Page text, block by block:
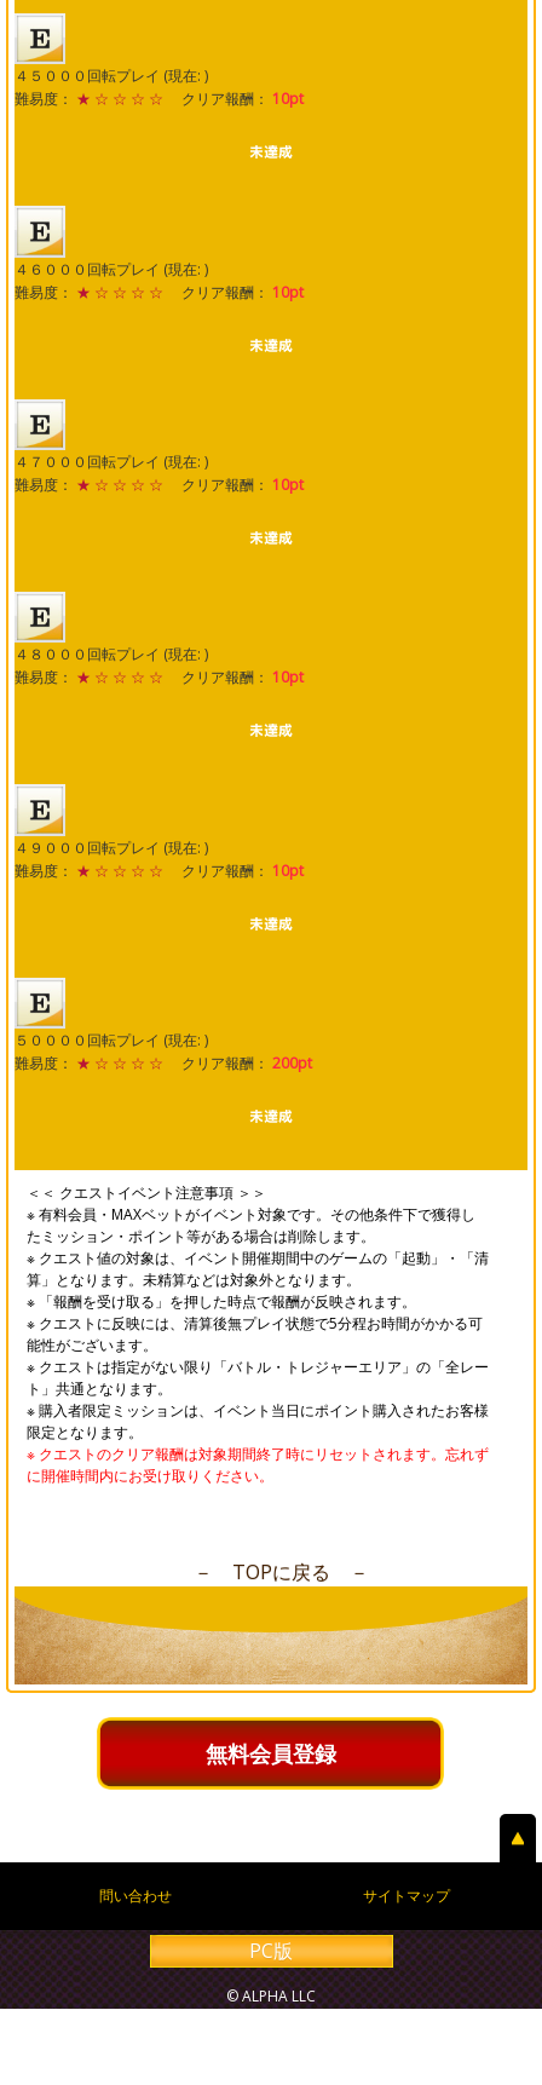
４５０００回転プレイ (現在: )
難易度： ★ ☆ ☆ ☆ ☆ クリア報酬： 10pt
４６０００回転プレイ (現在: )
難易度： ★ ☆ ☆ ☆ ☆ クリア報酬： 10pt
４７０００回転プレイ (現在: )
難易度： ★ ☆ ☆ ☆ ☆ クリア報酬： 10pt
４８０００回転プレイ (現在: )
難易度： ★ ☆ ☆ ☆ ☆ クリア報酬： 10pt
４９０００回転プレイ (現在: )
難易度： ★ ☆ ☆ ☆ ☆ クリア報酬： 10pt
５００００回転プレイ (現在: )
難易度： ★ ☆ ☆ ☆ ☆ クリア報酬： 200pt
＜＜ クエストイベント注意事項 ＞＞
※ 有料会員・MAXベットがイベント対象です。その他条件下で獲得し
たミッション・ポイント等がある場合は削除します。
※ クエスト値の対象は、イベント開催期間中のゲームの「起動」・「清
算」となります。未精算などは対象外となります。
※ 「報酬を受け取る」を押した時点で報酬が反映されます。
※ クエストに反映には、清算後無プレイ状態で5分程お時間がかかる可
能性がございます。
※ クエストは指定がない限り「バトル・トレジャーエリア」の「全レー
ト」共通となります。
※ 購入者限定ミッションは、イベント当日にポイント購入されたお客様
限定となります。
※ クエストのクリア報酬は対象期間終了時にリセットされます。忘れず
に開催時間内にお受け取りください。
－ TOPに戻る －
無料会員登録
問い合わせ サイトマップ
PC版
© ALPHA LLC